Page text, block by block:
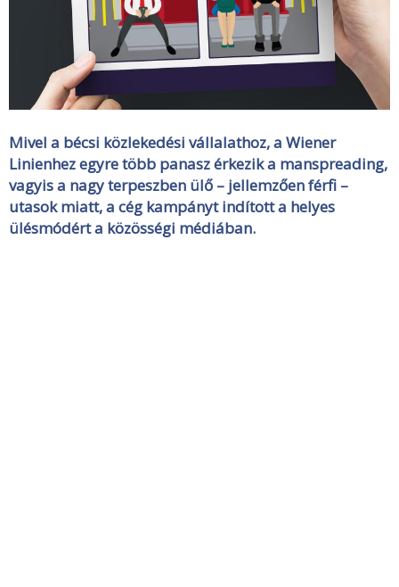
Mivel a bécsi közlekedési vállalathoz, a Wiener
Linienhez egyre több panasz érkezik a manspreading,
vagyis a nagy terpeszben ülő – jellemzően férfi –
utasok miatt, a cég kampányt indított a helyes
ülésmódért a közösségi médiában.